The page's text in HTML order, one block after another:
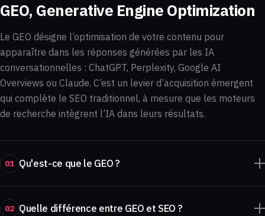
GEO, Generative Engine Optimization
Le GEO désigne l’optimisation de votre contenu pour
apparaître dans les réponses générées par les IA
conversationnelles : ChatGPT, Perplexity, Google AI
Overviews ou Claude. C’est un levier d’acquisition émergent
qui complète le SEO traditionnel, à mesure que les moteurs
de recherche intègrent l’IA dans leurs résultats.
01 Qu'est-ce que le GEO ?
02 Quelle différence entre GEO et SEO ?